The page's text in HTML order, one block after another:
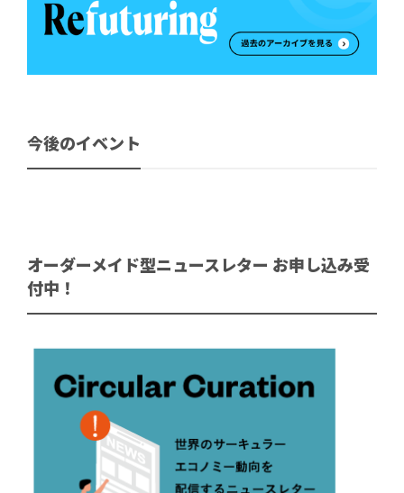
今後のイベント
オーダーメイド型ニュースレター お申し込み受
付中！